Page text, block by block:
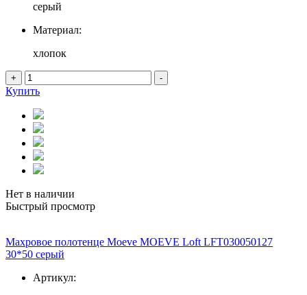
серый
Материал:
хлопок
+ -
Купить
Нет в наличии
Быстрый просмотр
Махровое полотенце Moeve MOEVE Loft LFT030050127
30*50 серый
Артикул: